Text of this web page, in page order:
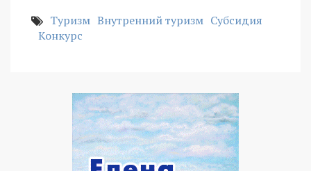
Туризм Внутренний туризм Субсидия
Конкурс